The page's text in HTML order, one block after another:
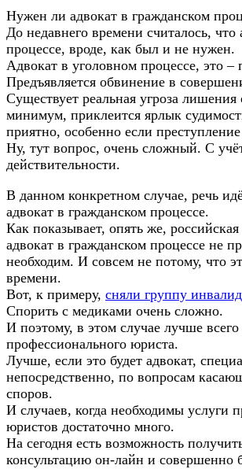
Нужен ли адвокат в гражданском
До недавнего времени считалось, что
процессе, вроде, как был и не нужен.
Адвокат в уголовном процессе, это –
Предъявляется обвинение в
Существует реальная угроза
минимум, приклеится ярлык
приятно, особенно если
Ну, тут вопрос, очень сложный. С
действительности.
В данном конкретном случае, речь
адвокат в гражданском процессе.
Как показывает, опять же, российская
адвокат в гражданском процессе не
необходим. И совсем не потому, что
времени.
Вот, к примеру, сняли группу
Спорить с медиками очень сложно.
И поэтому, в этом случае лучше всего
профессионального юриста.
Лучше, если это будет адвокат,
непосредственно, по вопросам
споров.
И случаев, когда необходимы услуги
юристов достаточно много.
На сегодня есть возможность
консультацию он-лайн и совершенно